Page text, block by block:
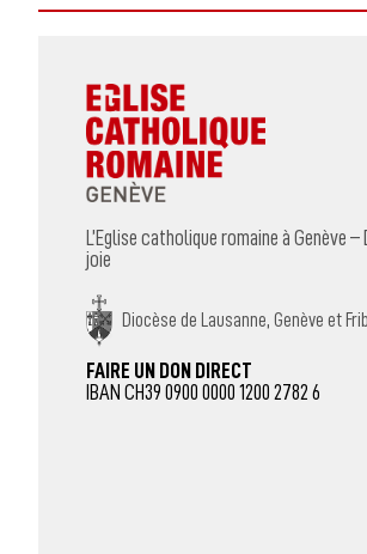
L’Eglise catholique romaine à Genève –
joie
Diocèse de Lausanne, Genève et
FAIRE UN DON DIRECT
IBAN CH39 0900 0000 1200 2782 6